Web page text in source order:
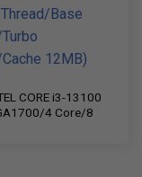
hành Windows 10
giúp bạn dễ dàng
bị
CORE i3-13100
4 Core/8